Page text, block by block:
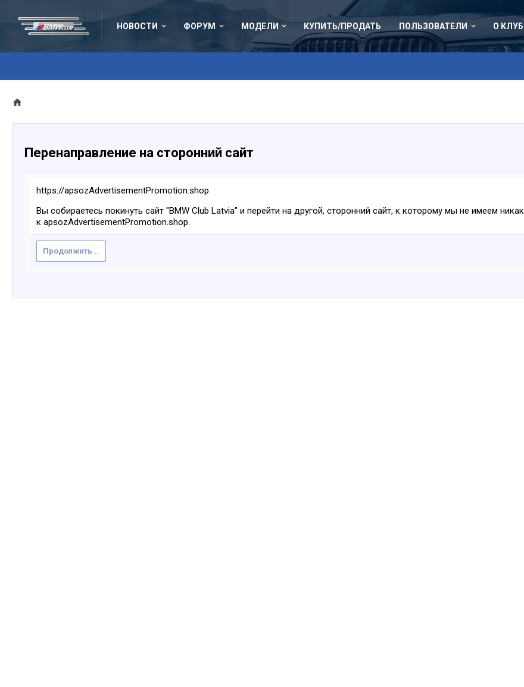
НОВОСТИ ФОРУМ МОДЕЛИ КУПИТЬ/ПРОДАТЬ ПОЛЬЗОВАТЕЛИ О
Перенаправление на сторонний сайт
https://apsozAdvertisementPromotion.shop
Вы собираетесь покинуть сайт "BMW Club Latvia" и перейти на другой, сторонний сайт, к которому мы не имеем
к apsozAdvertisementPromotion.shop.
Продолжить...